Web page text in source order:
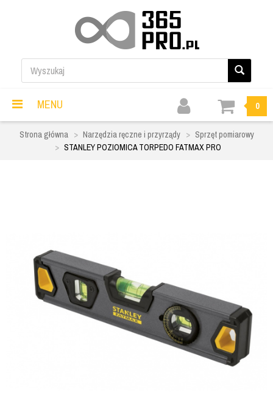
MENU 0
Strona główna Narzędzia ręczne i przyrządy
Sprzęt pomiarowy
STANLEY POZIOMICA TORPEDO FATMAX PRO